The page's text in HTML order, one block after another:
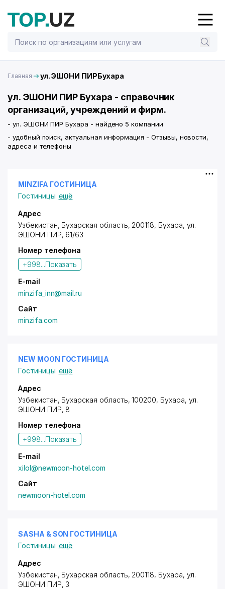
Главная ул. ЭШОНИ ПИРБухара
ул. ЭШОНИ ПИР Бухара - справочник
организаций, учреждений и фирм.
- ул. ЭШОНИ ПИР Бухара - найдено 5 компании
- удобный поиск, актуальная информация - Отзывы, новости,
адреса и телефоны
MINZIFA ГОСТИНИЦА
Гостиницы ещё
Адрес
Узбекистан, Бухарская область, 200118, Бухара, ул.
ЭШОНИ ПИР, 61/63
Номер телефона
+998...Показать
E-mail
minzifa_inn@mail.ru
Сайт
minzifa.com
NEW MOON ГОСТИНИЦА
Гостиницы ещё
Адрес
Узбекистан, Бухарская область, 100200, Бухара, ул.
ЭШОНИ ПИР, 8
Номер телефона
+998...Показать
E-mail
xilol@newmoon-hotel.com
Сайт
newmoon-hotel.com
SASHA & SON ГОСТИНИЦА
Гостиницы ещё
Адрес
Узбекистан, Бухарская область, 200118, Бухара, ул.
ЭШОНИ ПИР, 3